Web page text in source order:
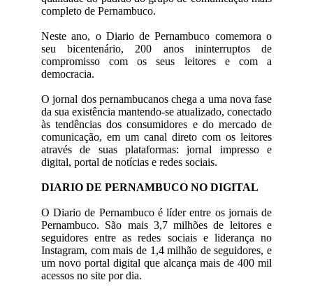
completo de Pernambuco.
Neste ano, o Diario de Pernambuco comemora o
seu bicentenário, 200 anos ininterruptos de
compromisso com os seus leitores e com a
democracia.
O jornal dos pernambucanos chega a uma nova fase
da sua existência mantendo-se atualizado, conectado
às tendências dos consumidores e do mercado de
comunicação, em um canal direto com os leitores
através de suas plataformas: jornal impresso e
digital, portal de notícias e redes sociais.
DIARIO DE PERNAMBUCO NO DIGITAL
O Diario de Pernambuco é líder entre os jornais de
Pernambuco. São mais 3,7 milhões de leitores e
seguidores entre as redes sociais e liderança no
Instagram, com mais de 1,4 milhão de seguidores, e
um novo portal digital que alcança mais de 400 mil
acessos no site por dia.